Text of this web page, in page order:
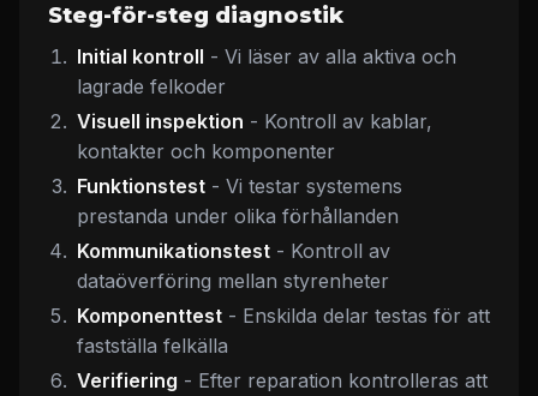
Steg-för-steg diagnostik
Initial kontroll - Vi läser av alla aktiva och
lagrade felkoder
Visuell inspektion - Kontroll av kablar,
kontakter och komponenter
Funktionstest - Vi testar systemens
prestanda under olika förhållanden
Kommunikationstest - Kontroll av
dataöverföring mellan styrenheter
Komponenttest - Enskilda delar testas för att
fastställa felkälla
Verifiering - Efter reparation kontrolleras att